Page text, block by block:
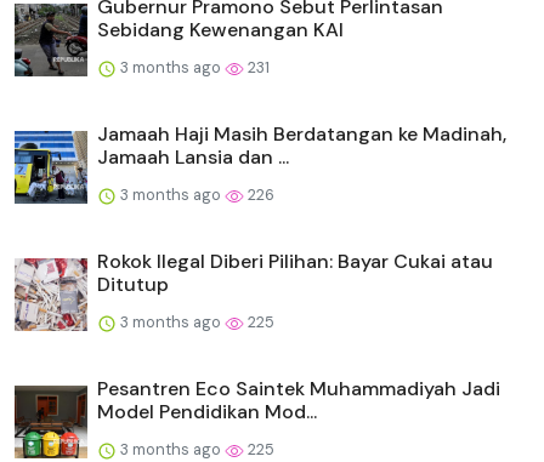
Gubernur Pramono Sebut Perlintasan
Sebidang Kewenangan KAI
3 months ago 231
Jamaah Haji Masih Berdatangan ke Madinah,
Jamaah Lansia dan ...
3 months ago 226
Rokok Ilegal Diberi Pilihan: Bayar Cukai atau
Ditutup
3 months ago 225
Pesantren Eco Saintek Muhammadiyah Jadi
Model Pendidikan Mod...
3 months ago 225